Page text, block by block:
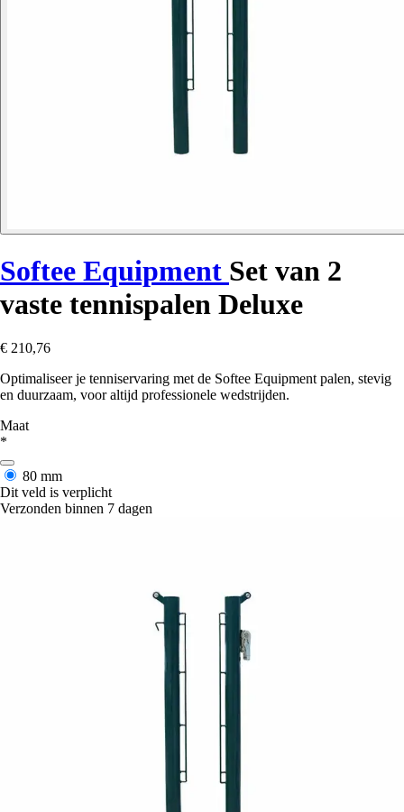
Softee Equipment Set van 2
vaste tennispalen Deluxe
€ 210,76
Optimaliseer je tenniservaring met de Softee Equipment palen, stevig
en duurzaam, voor altijd professionele wedstrijden.
Maat
*
80 mm
Dit veld is verplicht
Verzonden binnen 7 dagen